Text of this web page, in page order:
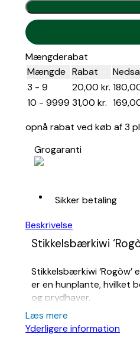
Mængderabat
Mængde Rabat
3 - 9
20,00 kr.
10 - 9999 31,00 kr.
opnå rabat ved køb af 3
Grogaranti
Sikker betaling
Beskrivelse
Stikkelsbærkiwi
Stikkelsbærkiwi
er en hunplante, hvilket
og prydhaver.
Egenskaber for
Læs mere
Yderligere information